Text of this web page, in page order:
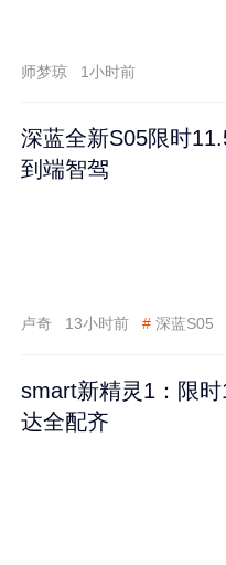
师梦琼 1小时前
深蓝全新S05限时
到端智驾
卢奇 13小时前 # 深蓝S05
smart新精灵1：限
达全配齐